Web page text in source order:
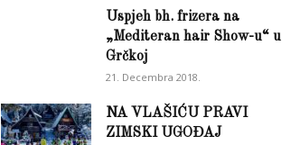
Uspjeh bh. frizera na
„Mediteran hair Show-u“ u
Grčkoj
21. Decembra 2018.
NA VLAŠIĆU PRAVI
ZIMSKI UGOĐAJ